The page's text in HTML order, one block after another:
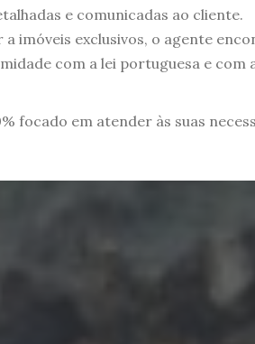
e comunicadas ao cliente.
imóveis exclusivos, o agente
com a lei portuguesa e com
focado em atender às suas